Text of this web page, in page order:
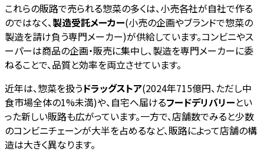
これらの販路で売られる惣菜の多くは、小売各社が自社で作る
のではなく、製造受託メーカー(小売の企画やブランドで惣菜の
製造を請け負う専門メーカー)が供給しています。コンビニやス
ーパーは商品の企画・販売に集中し、製造を専門メーカーに委
ねることで、品質と効率を両立させています。
近年は、惣菜を扱うドラッグストア(2024年715億円、ただし中
食市場全体の1%未満)や、自宅へ届けるフードデリバリーとい
った新しい販路も広がっています。一方で、店舗数でみると少数
のコンビニチェーンが大半を占めるなど、販路によって店舗の構
造は大きく異なります。